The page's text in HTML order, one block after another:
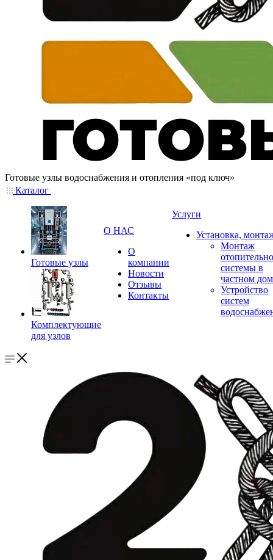
Готовые узлы водоснабжения и отопления «под ключ»
Каталог
Готовые узлы
Комплектующие
для узлов
О НАС
О
компании
Новости
Отзывы
Контакты
Услуги
Установка,
Монтаж
системы в
частном
Устройство
систем